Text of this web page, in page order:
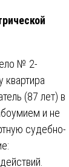
№ 2-
(87 лет) в
и не
судебно-